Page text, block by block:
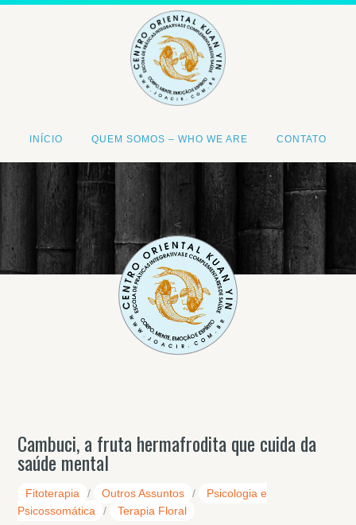
INÍCIO QUEM SOMOS – WHO WE ARE CONTATO
<
Cambuci, a fruta hermafrodita que cuida da
saúde mental
Fitoterapia / Outros Assuntos /
Psicologia e
Psicossomática
/ Terapia Floral